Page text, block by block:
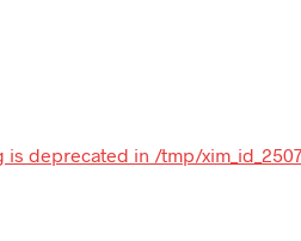
deprecated in /tmp/